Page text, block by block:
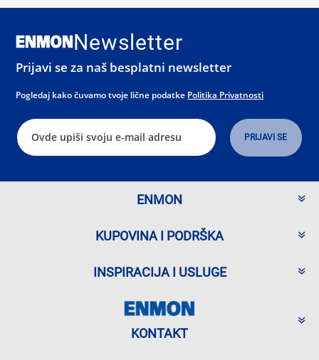
Newsletter
Prijavi se za naš besplatni newsletter
Pogledaj kako čuvamo tvoje lične podatke Politika Privatnosti
ENMON
KUPOVINA I PODRŠKA
INSPIRACIJA I USLUGE
KONTAKT